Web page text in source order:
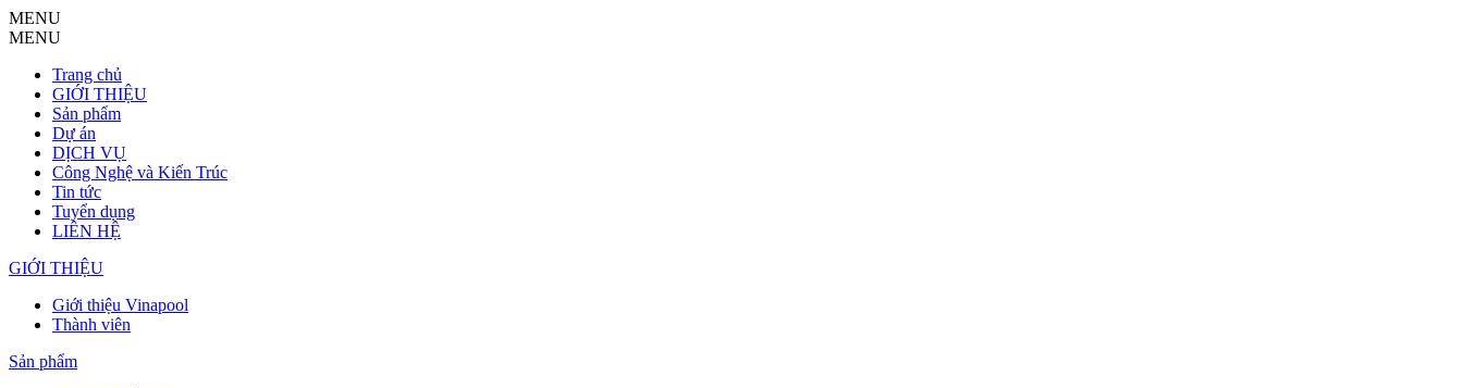
MENU
MENU
Trang chủ
GIỚI THIỆU
Sản phẩm
Dự án
DỊCH VỤ
Công Nghệ và Kiến Trúc
Tin tức
Tuyển dụng
LIÊN HỆ
GIỚI THIỆU
Giới thiệu Vinapool
Thành viên
Sản phẩm